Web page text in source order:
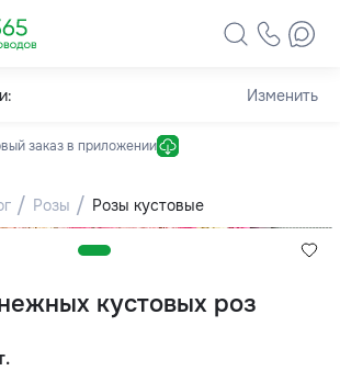
Изменить
заказ в приложении
Розы Розы кустовые
кустовых роз